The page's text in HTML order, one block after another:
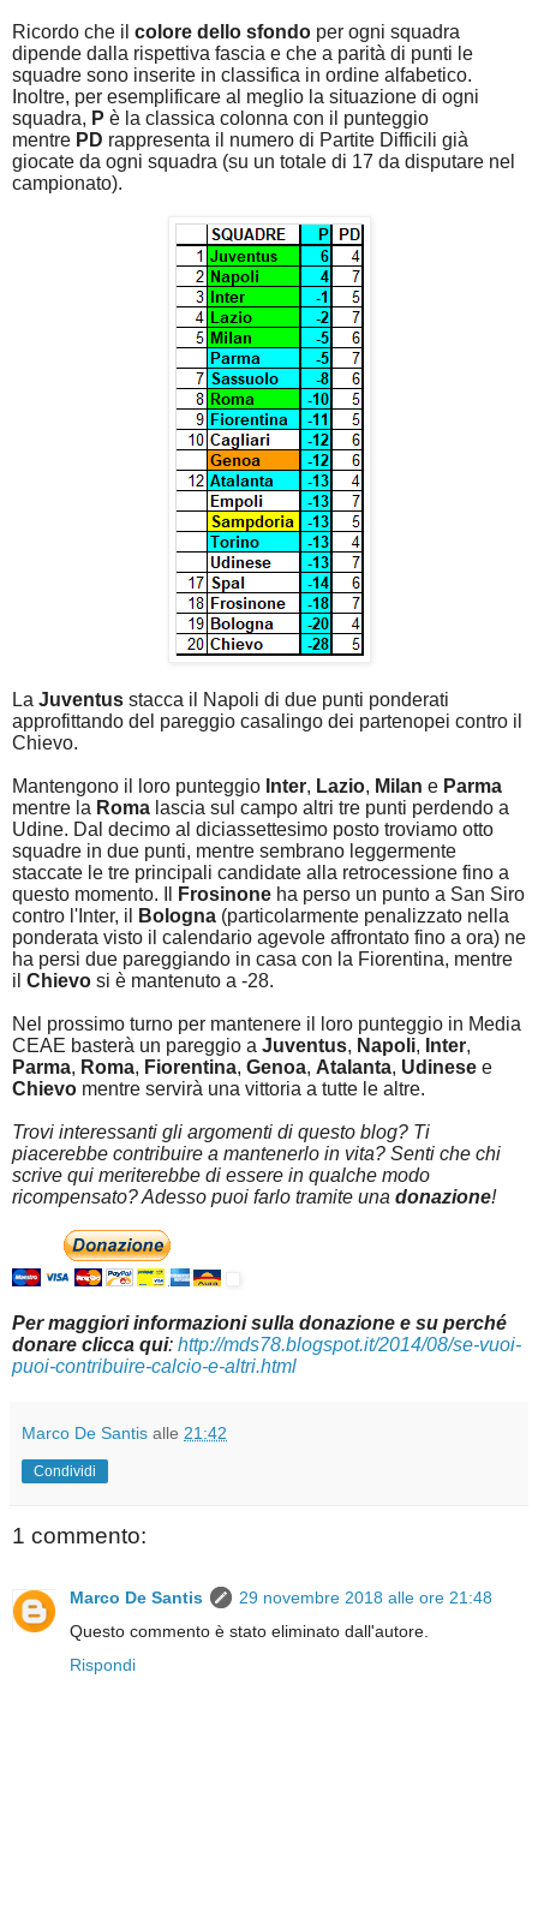
Ricordo che il colore dello sfondo per ogni squadra
dipende dalla rispettiva fascia e che a parità di punti le
squadre sono inserite in classifica in ordine alfabetico.
Inoltre, per esemplificare al meglio la situazione di ogni
squadra, P è la classica colonna con il punteggio
mentre PD rappresenta il numero di Partite Difficili già
giocate da ogni squadra (su un totale di 17 da disputare nel
campionato).
La Juventus stacca il Napoli di due punti ponderati
approfittando del pareggio casalingo dei partenopei contro il
Chievo.
Mantengono il loro punteggio Inter, Lazio, Milan e Parma
mentre la Roma lascia sul campo altri tre punti perdendo a
Udine. Dal decimo al diciassettesimo posto troviamo otto
squadre in due punti, mentre sembrano leggermente
staccate le tre principali candidate alla retrocessione fino a
questo momento. Il
Frosinone ha perso un punto a San Siro
contro l'Inter, il
Bologna (particolarmente penalizzato nella
ponderata visto il calendario agevole affrontato fino a ora) ne
ha persi due pareggiando in casa con la Fiorentina, mentre
il Chievo si è mantenuto a -28.
Nel prossimo turno per mantenere il loro punteggio in Media
CEAE basterà un pareggio a Juventus, Napoli, Inter,
Parma, Roma, Fiorentina, Genoa, Atalanta, Udinese e
Chievo mentre servirà una vittoria a tutte le altre.
Trovi interessanti gli argomenti di questo blog? Ti
piacerebbe contribuire a mantenerlo in vita? Senti che chi
scrive qui meriterebbe di essere in qualche modo
ricompensato? Adesso puoi farlo tramite una donazione!
Per maggiori informazioni sulla donazione e su perché
donare clicca qui: http://mds78.blogspot.it/2014/08/se-vuoi-
puoi-contribuire-calcio-e-altri.html
Marco De Santis alle 21:42
Condividi
1 commento:
Marco De Santis
29 novembre 2018 alle ore 21:48
Questo commento è stato eliminato dall'autore.
Rispondi